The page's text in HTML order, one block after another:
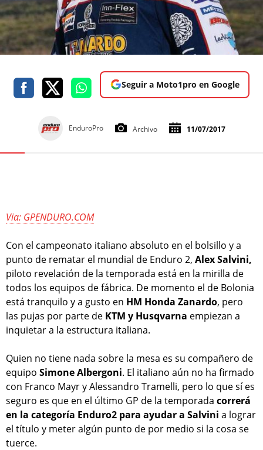
Seguir a Moto1pro en Google
EnduroPro Archivo 11/07/2017
Via: GPENDURO.COM
Con el campeonato italiano absoluto en el bolsillo y a
punto de rematar el mundial de Enduro 2, Alex Salvini,
piloto revelación de la temporada está en la mirilla de
todos los equipos de fábrica. De momento el de Bolonia
está tranquilo y a gusto en HM Honda Zanardo, pero
las pujas por parte de KTM y Husqvarna empiezan a
inquietar a la estructura italiana.
Quien no tiene nada sobre la mesa es su compañero de
equipo Simone Albergoni. El italiano aún no ha firmado
con Franco Mayr y Alessandro Tramelli, pero lo que sí es
seguro es que en el último GP de la temporada correrá
en la categoría Enduro2 para ayudar a Salvini a lograr
el título y meter algún punto de por medio si la cosa se
tuerce.